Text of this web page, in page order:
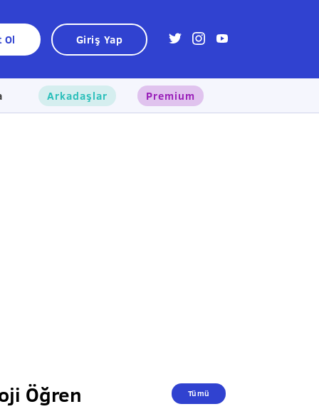
Ol Giriş Yap
Arkadaşlar Premium
Öğren Tümü